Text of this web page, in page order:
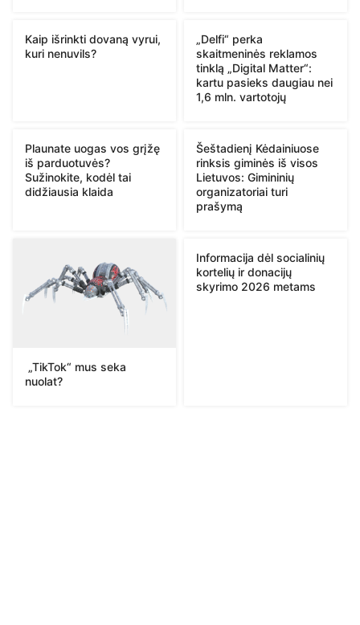
Kaip išrinkti dovaną vyrui,
kuri nenuvils?
„Delfi“ perka
skaitmeninės reklamos
tinklą „Digital Matter“:
kartu pasieks daugiau nei
1,6 mln. vartotojų
Plaunate uogas vos grįžę
iš parduotuvės?
Sužinokite, kodėl tai
didžiausia klaida
Šeštadienį Kėdainiuose
rinksis giminės iš visos
Lietuvos: Gimininių
organizatoriai turi
prašymą
„TikTok“ mus seka
nuolat?
Informacija dėl socialinių
kortelių ir donacijų
skyrimo 2026 metams